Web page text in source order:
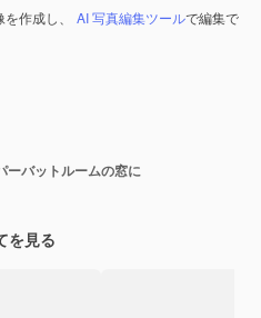
作成し、 AI 写真編集ツールで編集で
ーバットルームの窓に
を見る